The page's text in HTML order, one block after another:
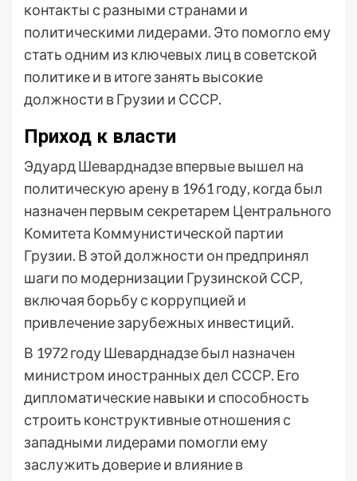
контакты с разными странами и
политическими лидерами. Это помогло ему
стать одним из ключевых лиц в советской
политике и в итоге занять высокие
должности в Грузии и СССР.
Приход к власти
Эдуард Шеварднадзе впервые вышел на
политическую арену в 1961 году, когда был
назначен первым секретарем Центрального
Комитета Коммунистической партии
Грузии. В этой должности он предпринял
шаги по модернизации Грузинской ССР,
включая борьбу с коррупцией и
привлечение зарубежных инвестиций.
В 1972 году Шеварднадзе был назначен
министром иностранных дел СССР. Его
дипломатические навыки и способность
строить конструктивные отношения с
западными лидерами помогли ему
заслужить доверие и влияние в